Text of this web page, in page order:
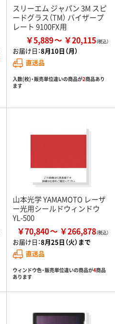
スリーエム ジャパン 3M スピ
ードグラス（TM） バイザープ
レート 9100FX用
￥5,889 ￥20,115
お届け日：8月10日（月）
直送品
入数(枚)・販売単位違いの商品が2商品あり
ます
山本光学 YAMAMOTO レーザ
ー光用シールドウィンドウ
YL-500
￥70,840 ￥266,878
お届け日：8月25日（火）まで
直送品
ウィンドウ色・販売単位違いの商品が4商品
あります